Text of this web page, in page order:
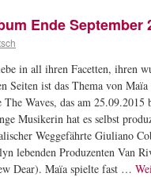
Ende September
in all ihren Facetten, ihren
Seiten ist das Thema von
The Waves, das am
Musikerin hat es selbst
Weggefährte Giuliano
lebenden Produzenten Van
Dear). Maïa spielte fast …